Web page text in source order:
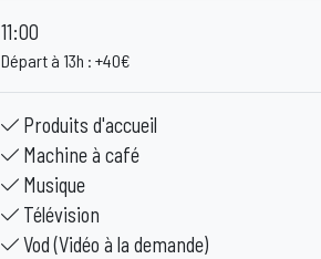
11:00
Départ à 13h : +40€
Produits d'accueil
Machine à café
Musique
Télévision
Vod (Vidéo à la demande)